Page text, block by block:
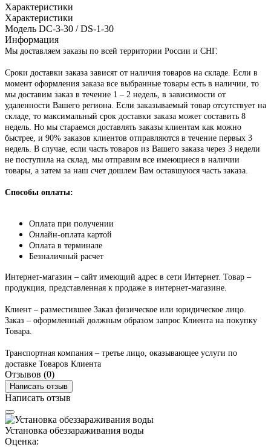
Характеристики
Характеристики
Модель DC-3-30 / DS-1-30
Информация
Мы доставляем заказы по всей территории России и СНГ.
Сроки доставки заказа зависят от наличия товаров на складе. Если в
момент оформления заказа все выбранные товары есть в наличии, то
мы доставим заказ в течение 1 – 2 недель, в зависимости от
удаленности Вашего региона. Если заказываемый товар отсутствует на
складе, то максимальный срок доставки заказа может составить 8
недель. Но мы стараемся доставлять заказы клиентам как можно
быстрее, и 90% заказов клиентов отправляются в течение первых 3
недель. В случае, если часть товаров из Вашего заказа через 3 недели
не поступила на склад, мы отправим все имеющиеся в наличии
товары, а затем за наш счет дошлем Вам оставшуюся часть заказа.
Способы оплаты:
Оплата при получении
Онлайн-оплата картой
Оплата в терминале
Безналичный расчет
Интернет-магазин – сайт имеющий адрес в сети Интернет. Товар –
продукция, представленная к продаже в интернет-магазине.
Клиент – разместившее Заказ физическое или юридическое лицо.
Заказ – оформленный должным образом запрос Клиента на покупку
Товара.
Транспортная компания – третье лицо, оказывающее услуги по
доставке Товаров Клиента
Отзывов (0)
Написать отзыв
Написать отзыв
Установка обеззараживания воды
Оценка: